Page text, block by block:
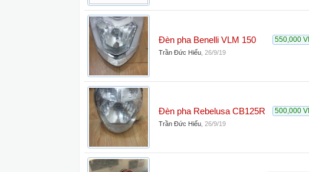
550,000
Đèn pha Benelli VLM 150
Trần Đức Hiếu 26/9/19
500,000
Đèn pha Rebelusa CB125R
Trần Đức Hiếu 26/9/19